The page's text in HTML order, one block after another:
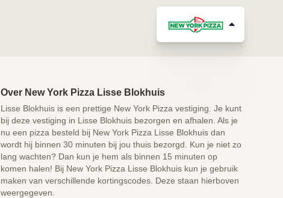
Over New York Pizza Lisse Blokhuis
Lisse Blokhuis is een prettige New York Pizza vestiging. Je kunt
bij deze vestiging in Lisse Blokhuis bezorgen en afhalen. Als je
nu een pizza besteld bij New York Pizza Lisse Blokhuis dan
wordt hij binnen 30 minuten bij jou thuis bezorgd. Kun je niet zo
lang wachten? Dan kun je hem als binnen 15 minuten op
komen halen! Bij New York Pizza Lisse Blokhuis kun je gebruik
maken van verschillende kortingscodes. Deze staan hierboven
weergegeven.